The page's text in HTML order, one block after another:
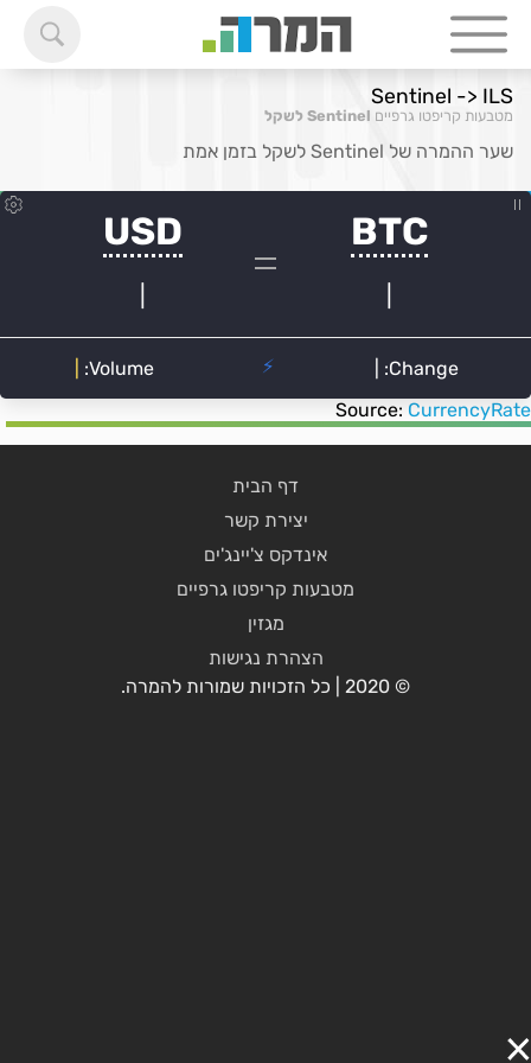
Sentinel -> ILS
מטבעות קריפטו גרפיים Sentinel לשקל
שער ההמרה של Sentinel לשקל בזמן אמת
Source: CurrencyRate
דף הבית
יצירת קשר
אינדקס צ'יינג'ים
מטבעות קריפטו גרפיים
מגזין
הצהרת נגישות
© 2020 | כל הזכויות שמורות להמרה.